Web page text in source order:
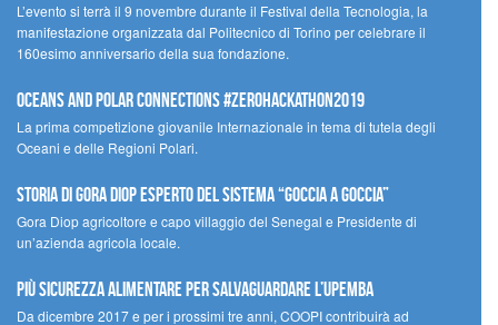
L’evento si terrà il 9 novembre durante il Festival della Tecnologia, la
manifestazione organizzata dal Politecnico di Torino per celebrare il
160esimo anniversario della sua fondazione.
Oceans and Polar Connections #ZEROHackathon2019
La prima competizione giovanile Internazionale in tema di tutela degli
Oceani e delle Regioni Polari.
STORIA DI GORA DIOP ESPERTO DEL SISTEMA “GOCCIA A GOCCIA”
Gora Diop agricoltore e capo villaggio del Senegal e Presidente di
un’azienda agricola locale.
Più sicurezza alimentare per salvaguardare l’Upemba
Da dicembre 2017 e per i prossimi tre anni, COOPI contribuirà ad